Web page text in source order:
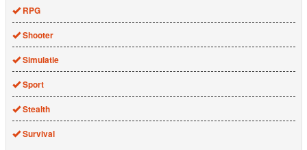
RPG
Shooter
Simulatie
Sport
Stealth
Survival